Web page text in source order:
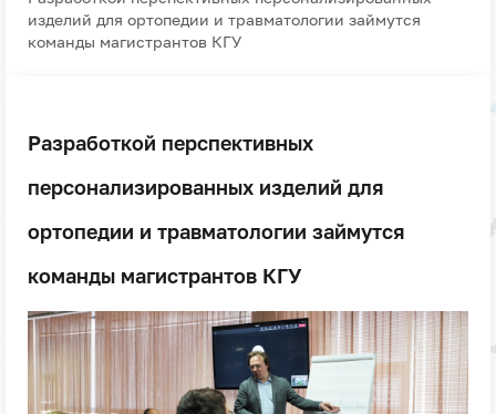
изделий для ортопедии и травматологии займутся
команды магистрантов КГУ
Разработкой перспективных
персонализированных изделий для
ортопедии и травматологии займутся
команды магистрантов КГУ